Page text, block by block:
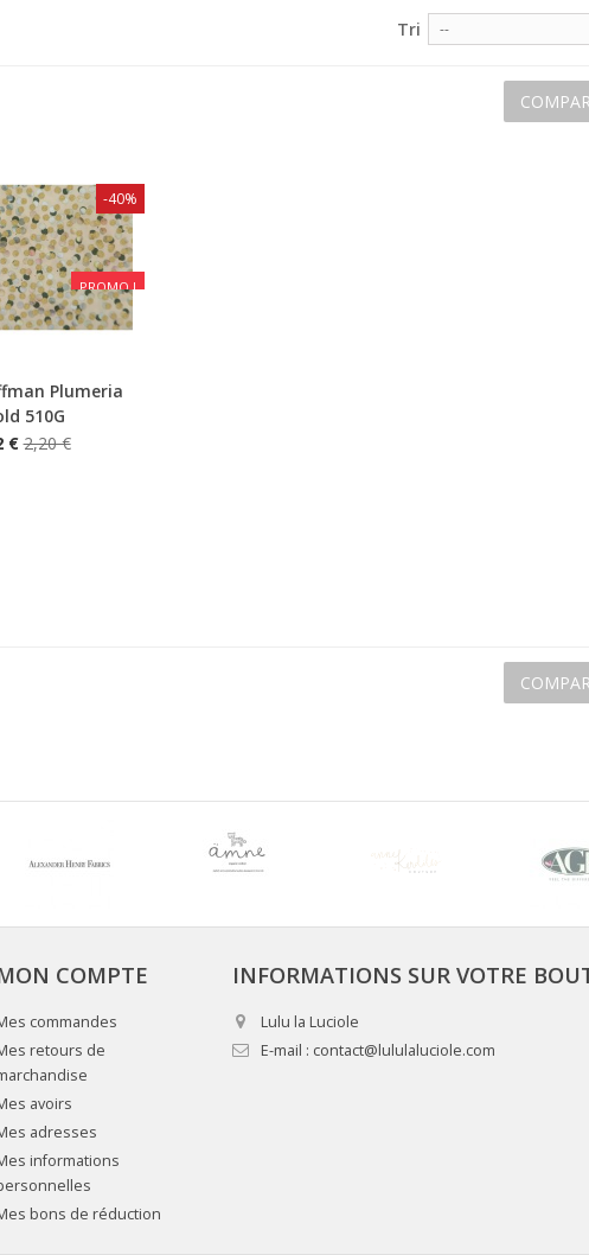
Tri --
PROMO !
Plumeria
510G
€ 2,20 €
-40%
COMPTE
commandes
retours de
avoirs
adresses
informations
bons de réduction
INFORMATIONS SUR VOTRE
Lulu la Luciole
E-mail : contact@lululaluciole.com